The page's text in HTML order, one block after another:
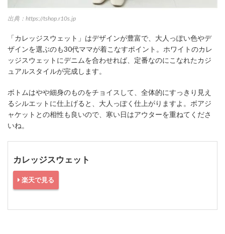
出典：https://tshop.r10s.jp
「カレッジスウェット」はデザインが豊富で、大人っぽい色やデ
ザインを選ぶのも30代ママが着こなすポイント。ホワイトのカレ
ッジスウェットにデニムを合わせれば、定番なのにこなれたカジ
ュアルスタイルが完成します。
ボトムはやや細身のものをチョイスして、全体的にすっきり見え
るシルエットに仕上げると、大人っぽく仕上がりますよ。ボアジ
ャケットとの相性も良いので、寒い日はアウターを重ねてくださ
いね。
カレッジスウェット
楽天で見る